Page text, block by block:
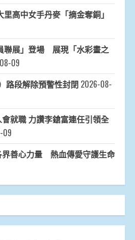
高中女手丹麥「摘金奪銅」
聯展」登場 展現「水彩畫之
09
路段解除預警性封閉 2026-08-
就職 力讚李鎗富連任引領全
09
界善心力量 熱血傳愛守護生命